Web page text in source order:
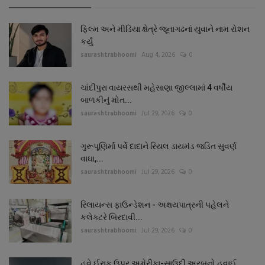
ફિલ્મ અને મીડિયા ક્ષેત્રે જૂનાગઢનાં યુવાને નામ રોશન
કર્યું
saurashtrabhoomi Aug 4, 2026 0
ચાંદીપુરા વાયરસથી મહેસાણા જીલ્લામાં 4 વર્ષીય
બાળકીનું મોત...
saurashtrabhoomi Jul 29, 2026 0
ગુરૂપૂણિર્માં પર્વે દાદાને રિયલ ડાયમંડ જડિત સુવર્ણ
વાઘા,...
saurashtrabhoomi Jul 29, 2026 0
રિલાયન્સ ફાઉન્ડેશન - અક્ષયપાત્રની પહેલને
કલેક્ટરે બિરદાવી...
saurashtrabhoomi Jul 29, 2026 0